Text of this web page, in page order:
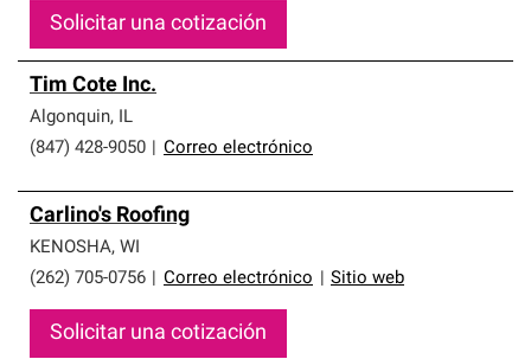
Solicitar una cotización
Tim Cote Inc.
Algonquin, IL
(847) 428-9050
Correo electrónico
Carlino's Roofing
KENOSHA, WI
(262) 705-0756
Correo electrónico Sitio web
Solicitar una cotización